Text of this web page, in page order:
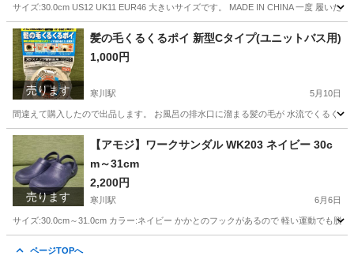
サイズ:30.0cm US12 UK11 EUR46 大きいサイズです。 MADE IN CHINA 一度 履いた
神奈川 高座郡 寒川駅 靴 NIKE
売ります
髪の毛くるくるポイ 新型Cタイプ(ユニットバス用)
1,000円
寒川駅 5月10日
間違えて購入したので出品します。 お風呂の排水口に溜まる髪の毛が 水流でくるく
神奈川 高座郡 寒川駅 家庭用品 ユニットバス
売ります
【アモジ】ワークサンダル WK203 ネイビー 30c
m～31cm
2,200円
寒川駅 6月6日
サイズ:30.0cm～31.0cm カラー:ネイビー かかとのフックがあるので 軽い運動でも脱
ページTOPへ